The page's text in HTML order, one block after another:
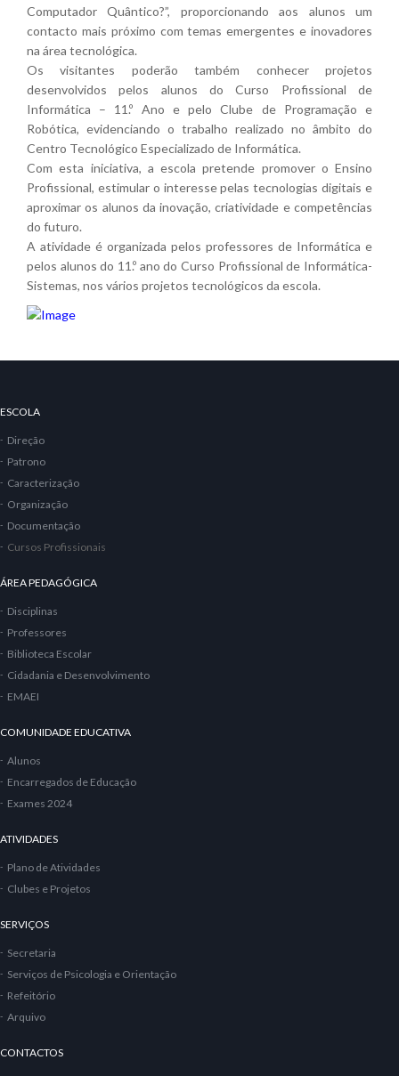
Computador Quântico?”, proporcionando aos alunos um
contacto mais próximo com temas emergentes e inovadores
na área tecnológica.
Os visitantes poderão também conhecer projetos
desenvolvidos pelos alunos do Curso Profissional de
Informática – 11.º Ano e pelo Clube de Programação e
Robótica, evidenciando o trabalho realizado no âmbito do
Centro Tecnológico Especializado de Informática.
Com esta iniciativa, a escola pretende promover o Ensino
Profissional, estimular o interesse pelas tecnologias digitais e
aproximar os alunos da inovação, criatividade e competências
do futuro.
A atividade é organizada pelos professores de Informática e
pelos alunos do 11.º ano do Curso Profissional de Informática-
Sistemas, nos vários projetos tecnológicos da escola.
ESCOLA
Direção
Patrono
Caracterização
Organização
Documentação
Cursos Profissionais
ÁREA PEDAGÓGICA
Disciplinas
Professores
Biblioteca Escolar
Cidadania e Desenvolvimento
EMAEI
COMUNIDADE EDUCATIVA
Alunos
Encarregados de Educação
Exames 2024
ATIVIDADES
Plano de Atividades
Clubes e Projetos
SERVIÇOS
Secretaria
Serviços de Psicologia e Orientação
Refeitório
Arquivo
CONTACTOS